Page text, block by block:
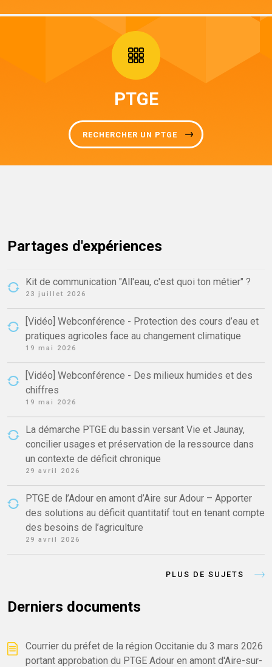
PTGE
RECHERCHER UN PTGE
Partages d'expériences
Kit de communication "All'eau, c'est quoi ton métier" ?
23 juillet 2026
[Vidéo] Webconférence - Protection des cours d’eau et
pratiques agricoles face au changement climatique
19 mai 2026
[Vidéo] Webconférence - Des milieux humides et des
chiffres
19 mai 2026
La démarche PTGE du bassin versant Vie et Jaunay,
concilier usages et préservation de la ressource dans
un contexte de déficit chronique
29 avril 2026
PTGE de l’Adour en amont d’Aire sur Adour – Apporter
des solutions au déficit quantitatif tout en tenant compte
des besoins de l’agriculture
29 avril 2026
PLUS DE SUJETS
Derniers documents
Courrier du préfet de la région Occitanie du 3 mars 2026
portant approbation du PTGE Adour en amont d'Aire-sur-